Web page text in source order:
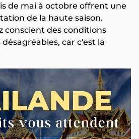
de mai à octobre offrent une
de la haute saison.
conscient des conditions
car c'est la